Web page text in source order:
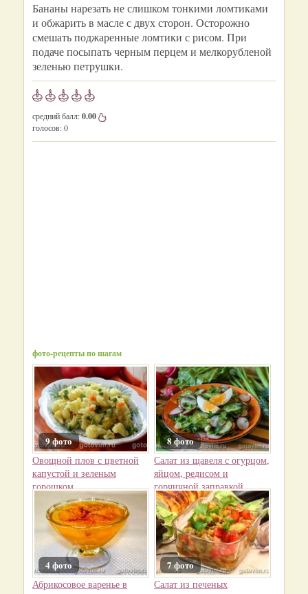
Бананы нарезать не слишком тонкими ломтиками
и обжарить в масле с двух сторон. Осторожно
смешать поджаренные ломтики с рисом. При
подаче посыпать черным перцем и мелкорубленой
зеленью петрушки.
средний балл:0.00
голосов:0
фото-рецепты по шагам
9 фото
Овощной плов с цветной
капустой и зеленым
горошком
8 фото
Салат из щавеля с огурцом,
яйцом, редисом и
горчичной заправкой
4 фото
Абрикосовое варенье в
7 фото
Салат из печеных